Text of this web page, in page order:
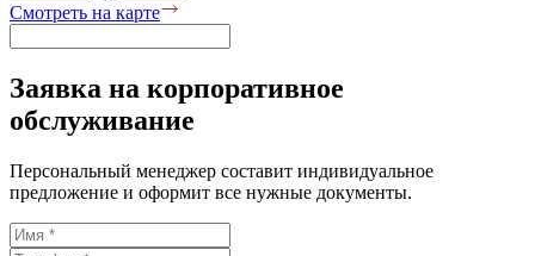
Смотреть на карте
Заявка на корпоративное
обслуживание
Персональный менеджер составит индивидуальное
предложение и оформит все нужные документы.